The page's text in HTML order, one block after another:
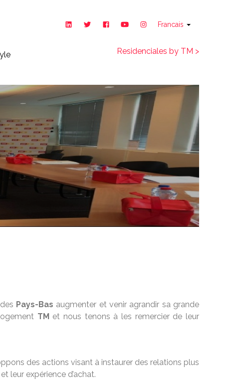
Francais
Residenciales by TM >
Pays-Bas augmenter et venir agrandir sa grande
TM et nous tenons à les remercier de leur
des actions visant à instaurer des relations plus
leur expérience d’achat.